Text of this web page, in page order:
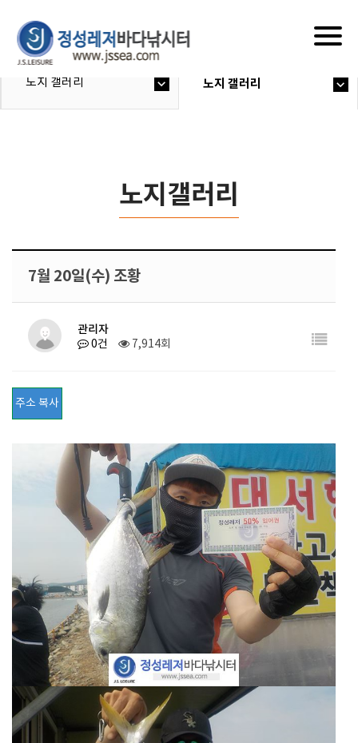
노지 갤러리 노지 갤러리
노지갤러리
7월 20일(수) 조황
관리자
0건 7,914회
주소 복사